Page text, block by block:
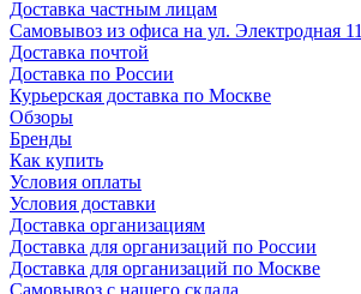
Доставка частным лицам
Самовывоз из офиса на ул. Электродная 11
Доставка почтой
Доставка по России
Курьерская доставка по Москве
Обзоры
Бренды
Как купить
Условия оплаты
Условия доставки
Доставка организациям
Доставка для организаций по России
Доставка для организаций по Москве
Самовывоз с нашего склада